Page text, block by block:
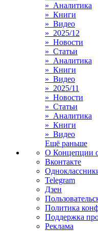
» Аналитика
» Книги
» Видео
» 2025/12
» Новости
» Статьи
» Аналитика
» Книги
» Видео
» 2025/11
» Новости
» Статьи
» Аналитика
» Книги
» Видео
Ещё раньше
О Концепции
Вконтакте
Telegram
Дзен
Политика
Поддержка
Реклама